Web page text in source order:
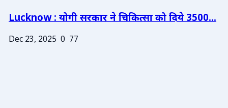
Lucknow : योगी सरकार ने चिकित्सा को दिये 3500...
Dec 23, 2025 0 77